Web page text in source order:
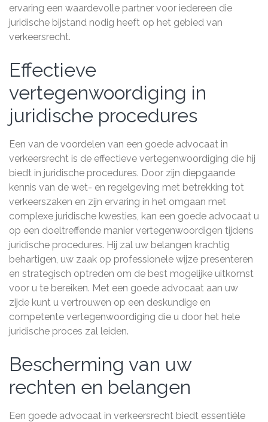
ervaring een waardevolle partner voor iedereen die
juridische bijstand nodig heeft op het gebied van
verkeersrecht.
Effectieve
vertegenwoordiging in
juridische procedures
Een van de voordelen van een goede advocaat in
verkeersrecht is de effectieve vertegenwoordiging die hij
biedt in juridische procedures. Door zijn diepgaande
kennis van de wet- en regelgeving met betrekking tot
verkeerszaken en zijn ervaring in het omgaan met
complexe juridische kwesties, kan een goede advocaat u
op een doeltreffende manier vertegenwoordigen tijdens
juridische procedures. Hij zal uw belangen krachtig
behartigen, uw zaak op professionele wijze presenteren
en strategisch optreden om de best mogelijke uitkomst
voor u te bereiken. Met een goede advocaat aan uw
zijde kunt u vertrouwen op een deskundige en
competente vertegenwoordiging die u door het hele
juridische proces zal leiden.
Bescherming van uw
rechten en belangen
Een goede advocaat in verkeersrecht biedt essentiële